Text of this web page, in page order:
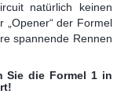
natürlich keinen
„Opener“ der Formel
spannende Rennen
Sie die Formel 1 in